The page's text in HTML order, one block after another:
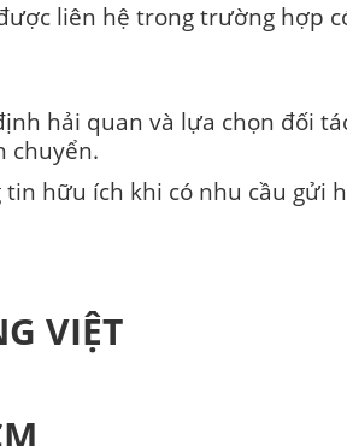
liên hệ trong trường hợp
hải quan và lựa chọn đối
chuyển.
hữu ích khi có nhu cầu gửi
VIỆT